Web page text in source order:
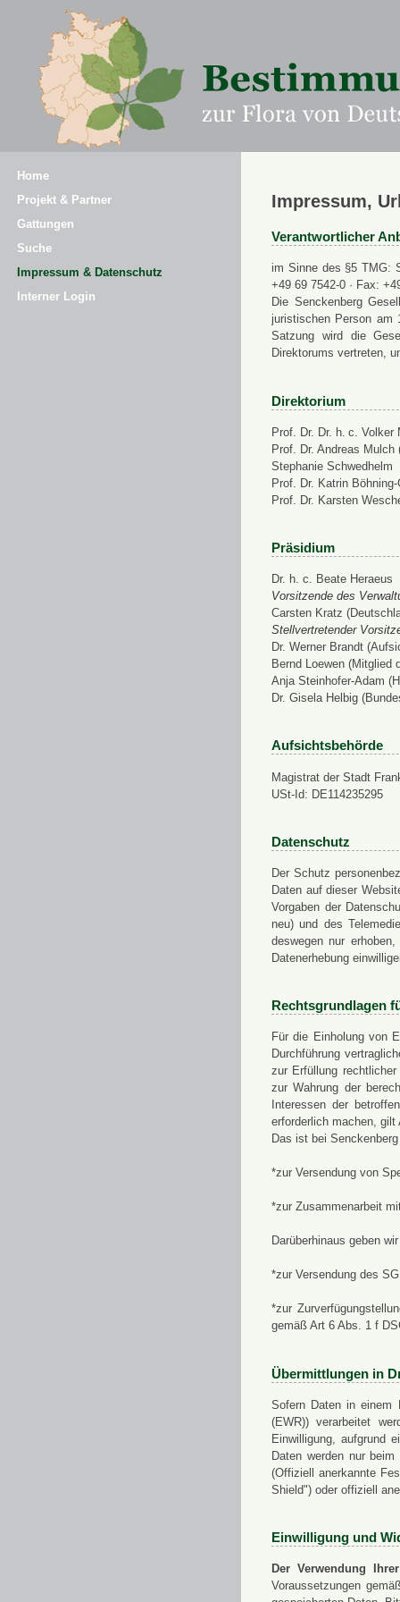
Home
Projekt & Partner
Gattungen
Suche
Impressum & Datenschutz
Interner Login
Impressum,
Verantwortlicher
im Sinne des §5 TMG:
+49 69 7542-0 · Fax:
Die Senckenberg
juristischen Person am
Satzung wird die
Direktorums vertreten,
Direktorium
Prof. Dr. Dr. h. c. Volker
Prof. Dr. Andreas
Stephanie Schwedhelm
Prof. Dr. Katrin
Prof. Dr. Karsten
Präsidium
Dr. h. c. Beate Heraeus
Vorsitzende des
Carsten Kratz
Stellvertretender
Dr. Werner Brandt
Bernd Loewen (Mitglied
Anja Steinhofer-Adam
Dr. Gisela Helbig
Aufsichtsbehörde
Magistrat der Stadt
USt-Id: DE114235295
Datenschutz
Der Schutz
Daten auf dieser
Vorgaben der
neu) und des
deswegen nur
Datenerhebung
Rechtsgrundlagen
Für die Einholung von
Durchführung
zur Erfüllung
zur Wahrung der
Interessen der
erforderlich machen,
Das ist bei
*zur Versendung von
*zur Zusammenarbeit
Darüberhinaus geben
*zur Versendung des
*zur
gemäß Art 6 Abs. 1 f
Übermittlungen in
Sofern Daten in einem
(EWR)) verarbeitet
Einwilligung, aufgrund
Daten werden nur
(Offiziell anerkannte
Shield") oder offiziell
Einwilligung und
Der Verwendung
Voraussetzungen